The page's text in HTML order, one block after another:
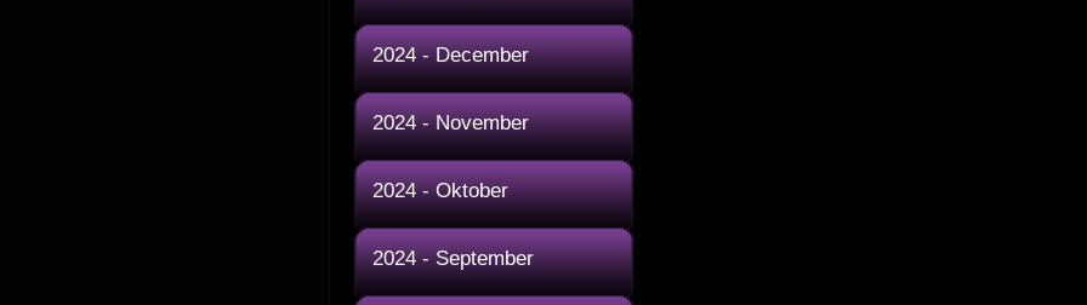
2024 - December
2024 - November
2024 - Oktober
2024 - September